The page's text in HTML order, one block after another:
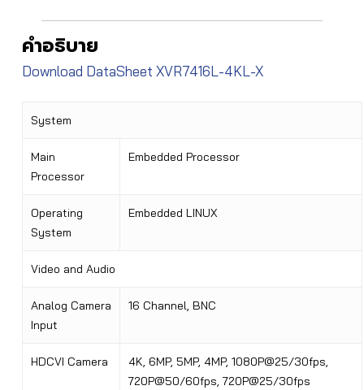
คำอธิบาย
Download DataSheet XVR7416L-4KL-X
System
Main
Processor
Embedded Processor
Operating
System
Embedded LINUX
Video and Audio
Analog Camera
Input
16 Channel, BNC
HDCVI Camera
4K, 6MP, 5MP, 4MP, 1080P@25/30fps,
720P@50/60fps, 720P@25/30fps